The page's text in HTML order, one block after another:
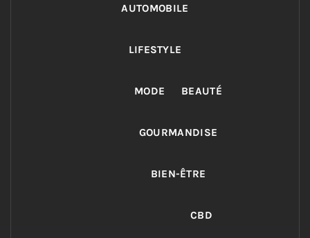
AUTOMOBILE
LIFESTYLE
MODE BEAUTÉ
GOURMANDISE
BIEN-ÊTRE
CBD